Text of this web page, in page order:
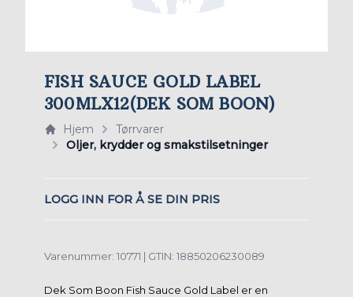
FISH SAUCE GOLD LABEL
300MLX12(DEK SOM BOON)
Hjem
Tørrvarer
Oljer, krydder og smakstilsetninger
LOGG INN FOR Å SE DIN PRIS
Varenummer: 10771 | GTIN: 18850206230089
Dek Som Boon Fish Sauce Gold Label er en